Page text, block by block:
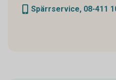
Spärrservice, 08-411